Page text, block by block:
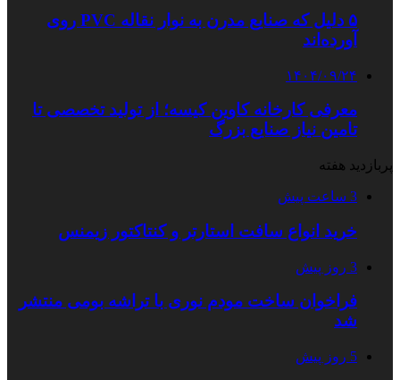
۵ دلیل که صنایع مدرن به نوار نقاله PVC روی
آورده‌اند
۱۴۰۴/۰۹/۲۴
معرفی کارخانه کاوین کیسه؛ از تولید تخصصی تا
تامین نیاز صنایع بزرگ
پربازدید هفته
3 ساعت پیش
خرید انواع سافت استارتر و کنتاکتور زیمنس
3 روز پیش
فراخوان ساخت مودم نوری با تراشه بومی منتشر
شد
5 روز پیش